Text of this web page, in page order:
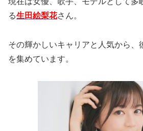
る生田絵梨花さん。
その輝かしいキャリアと人気から、
を集めています。